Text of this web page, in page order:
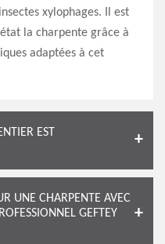
xylophages. Il est
la charpente grâce à
adaptées à cet
EST
UNE CHARPENTE AVEC
GEFTEY